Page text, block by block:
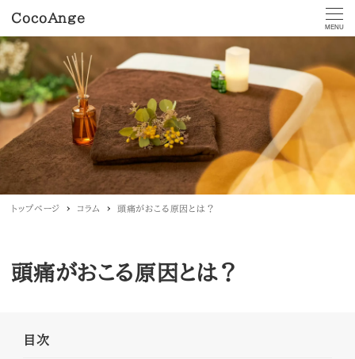
CocoAnge
MENU
トップページ コラム 頭痛がおこる原因とは？
頭痛がおこる原因とは？
目次